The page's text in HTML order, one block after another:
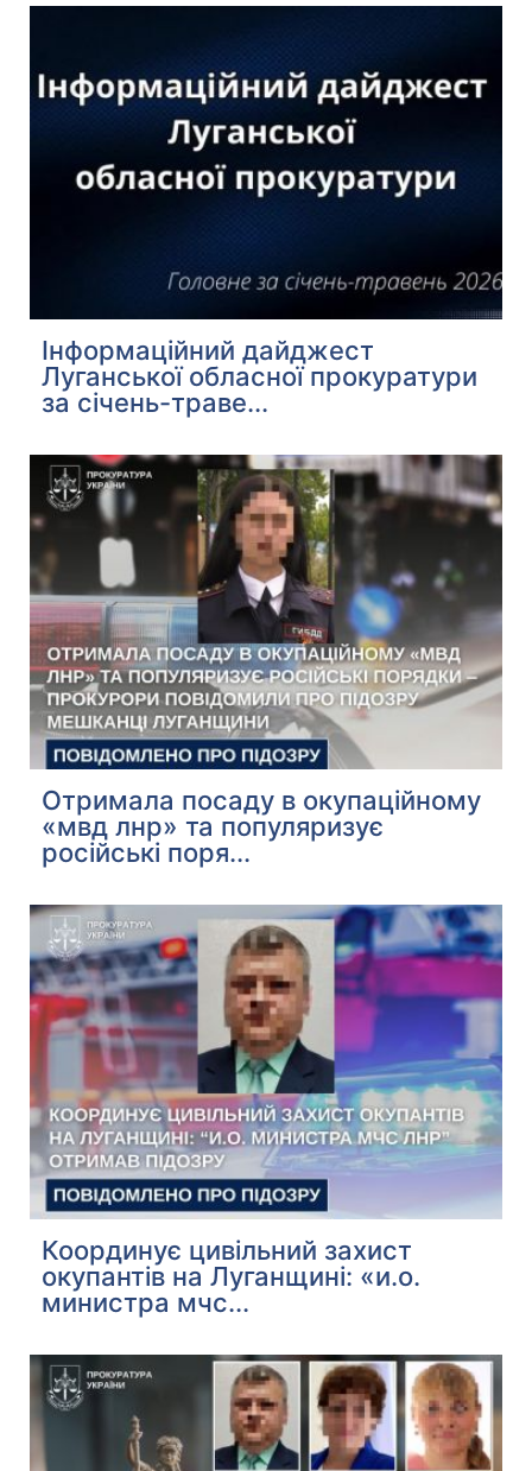
Інформаційний дайджест
Луганської обласної прокуратури
за січень-траве...
Отримала посаду в окупаційному
«мвд лнр» та популяризує
російські поря...
Координує цивільний захист
окупантів на Луганщині: «и.о.
министра мчс...